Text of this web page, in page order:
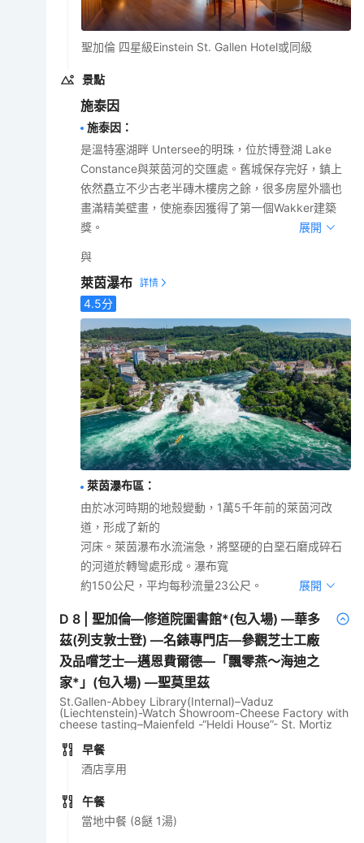
聖加倫 四星級Einstein St. Gallen Hotel或同級
景點
施泰因
施泰因 ：
是溫特塞湖畔 Untersee的明珠，位於博登湖 Lake
Constance與萊茵河的交匯處。舊城保存完好，鎮上
依然矗立不少古老半磚木樓房之餘，很多房屋外牆也
畫滿精美壁畫，使施泰因獲得了第一個Wakker建築
獎。
展開
與
萊茵瀑布
4.5分
萊茵瀑布區 ：
由於冰河時期的地殼變動，1萬5千年前的萊茵河改
道，形成了新的
河床。萊茵瀑布水流湍急，將堅硬的白堊石磨成碎石
的河道於轉彎處形成。瀑布寬
約150公尺，平均每秒流量23公尺。
展開
D 8 |聖加倫—修道院圖書館*(包入場) —華多
茲(列支敦士登) —名錶專門店—參觀芝士工廠
及品嚐芝士—邁恩費爾德—「飄零燕～海迪之
家*」(包入場) —聖莫里茲
St.Gallen-Abbey Library(Internal)–Vaduz
(Liechtenstein)-Watch Showroom-Cheese Factory with
cheese tasting–Maienfeld -“Heldi House”- St. Mortiz
早餐
酒店享用
午餐
當地中餐 (8餸 1湯)